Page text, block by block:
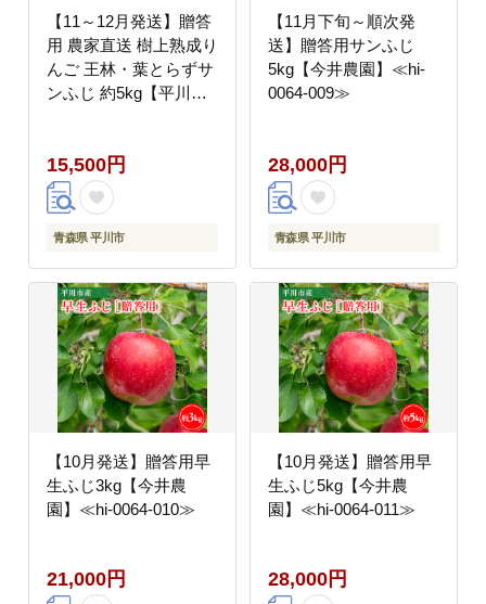
【11～12月発送】贈答
用 農家直送 樹上熟成り
んご 王林・葉とらずサ
ンふじ 約5kg【平川市
ツ、果物、産地直送、
平川市【hi-0033-004】
15,500円
青森県 平川市
【11月下旬～順次発
送】贈答用サンふじ
5kg【今井農園】≪hi-
0064-009≫
28,000円
青森県 平川市
【10月発送】贈答用早
生ふじ3kg【今井農
園】≪hi-0064-010≫
21,000円
【10月発送】贈答用早
生ふじ5kg【今井農
園】≪hi-0064-011≫
28,000円